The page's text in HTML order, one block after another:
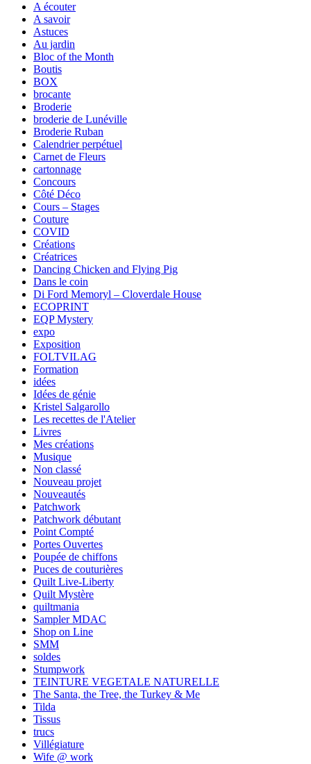
A écouter
A savoir
Astuces
Au jardin
Bloc of the Month
Boutis
BOX
brocante
Broderie
broderie de Lunéville
Broderie Ruban
Calendrier perpétuel
Carnet de Fleurs
cartonnage
Concours
Côté Déco
Cours – Stages
Couture
COVID
Créations
Créatrices
Dancing Chicken and Flying Pig
Dans le coin
Di Ford Memoryl – Cloverdale House
ECOPRINT
EQP Mystery
expo
Exposition
FOLTVILAG
Formation
idées
Idées de génie
Kristel Salgarollo
Les recettes de l'Atelier
Livres
Mes créations
Musique
Non classé
Nouveau projet
Nouveautés
Patchwork
Patchwork débutant
Point Compté
Portes Ouvertes
Poupée de chiffons
Puces de couturières
Quilt Live-Liberty
Quilt Mystère
quiltmania
Sampler MDAC
Shop on Line
SMM
soldes
Stumpwork
TEINTURE VEGETALE NATURELLE
The Santa, the Tree, the Turkey & Me
Tilda
Tissus
trucs
Villégiature
Wife @ work